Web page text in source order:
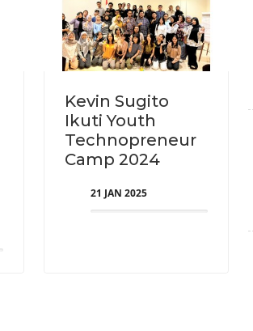
Kevin Sugito
Ikuti Youth
Technopreneur
Camp 2024
21 JAN 2025